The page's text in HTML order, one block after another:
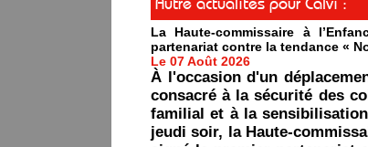
La Haute-commissaire à
partenariat contre la tendance «
Le 07 Août 2026
À l'occasion d'un
consacré à la sécurité des
familial et à la
jeudi soir, la Haute-